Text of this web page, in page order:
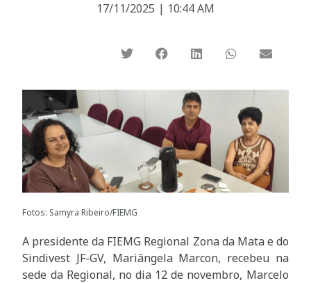
17/11/2025 | 10:44 AM
Fotos: Samyra Ribeiro/FIEMG
A presidente da FIEMG Regional Zona da Mata e do
Sindivest JF-GV, Mariângela Marcon, recebeu na
sede da Regional, no dia 12 de novembro, Marcelo